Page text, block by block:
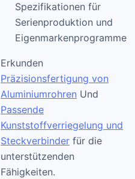
Spezifikationen für
Serienproduktion und
Eigenmarkenprogramme
Erkunden
Präzisionsfertigung von
Aluminiumrohren Und
Passende
Kunststoffverriegelung und
Steckverbinder für die
unterstützenden
Fähigkeiten.